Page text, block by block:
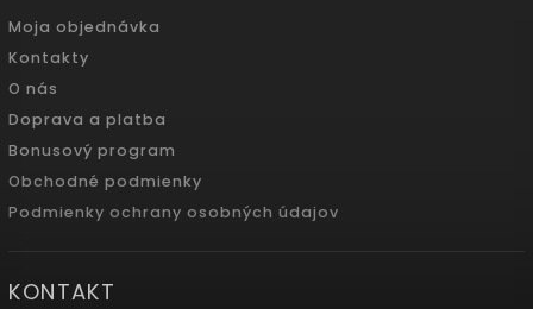
Moja objednávka
Kontakty
O nás
Doprava a platba
Bonusový program
Obchodné podmienky
Podmienky ochrany osobných údajov
KONTAKT